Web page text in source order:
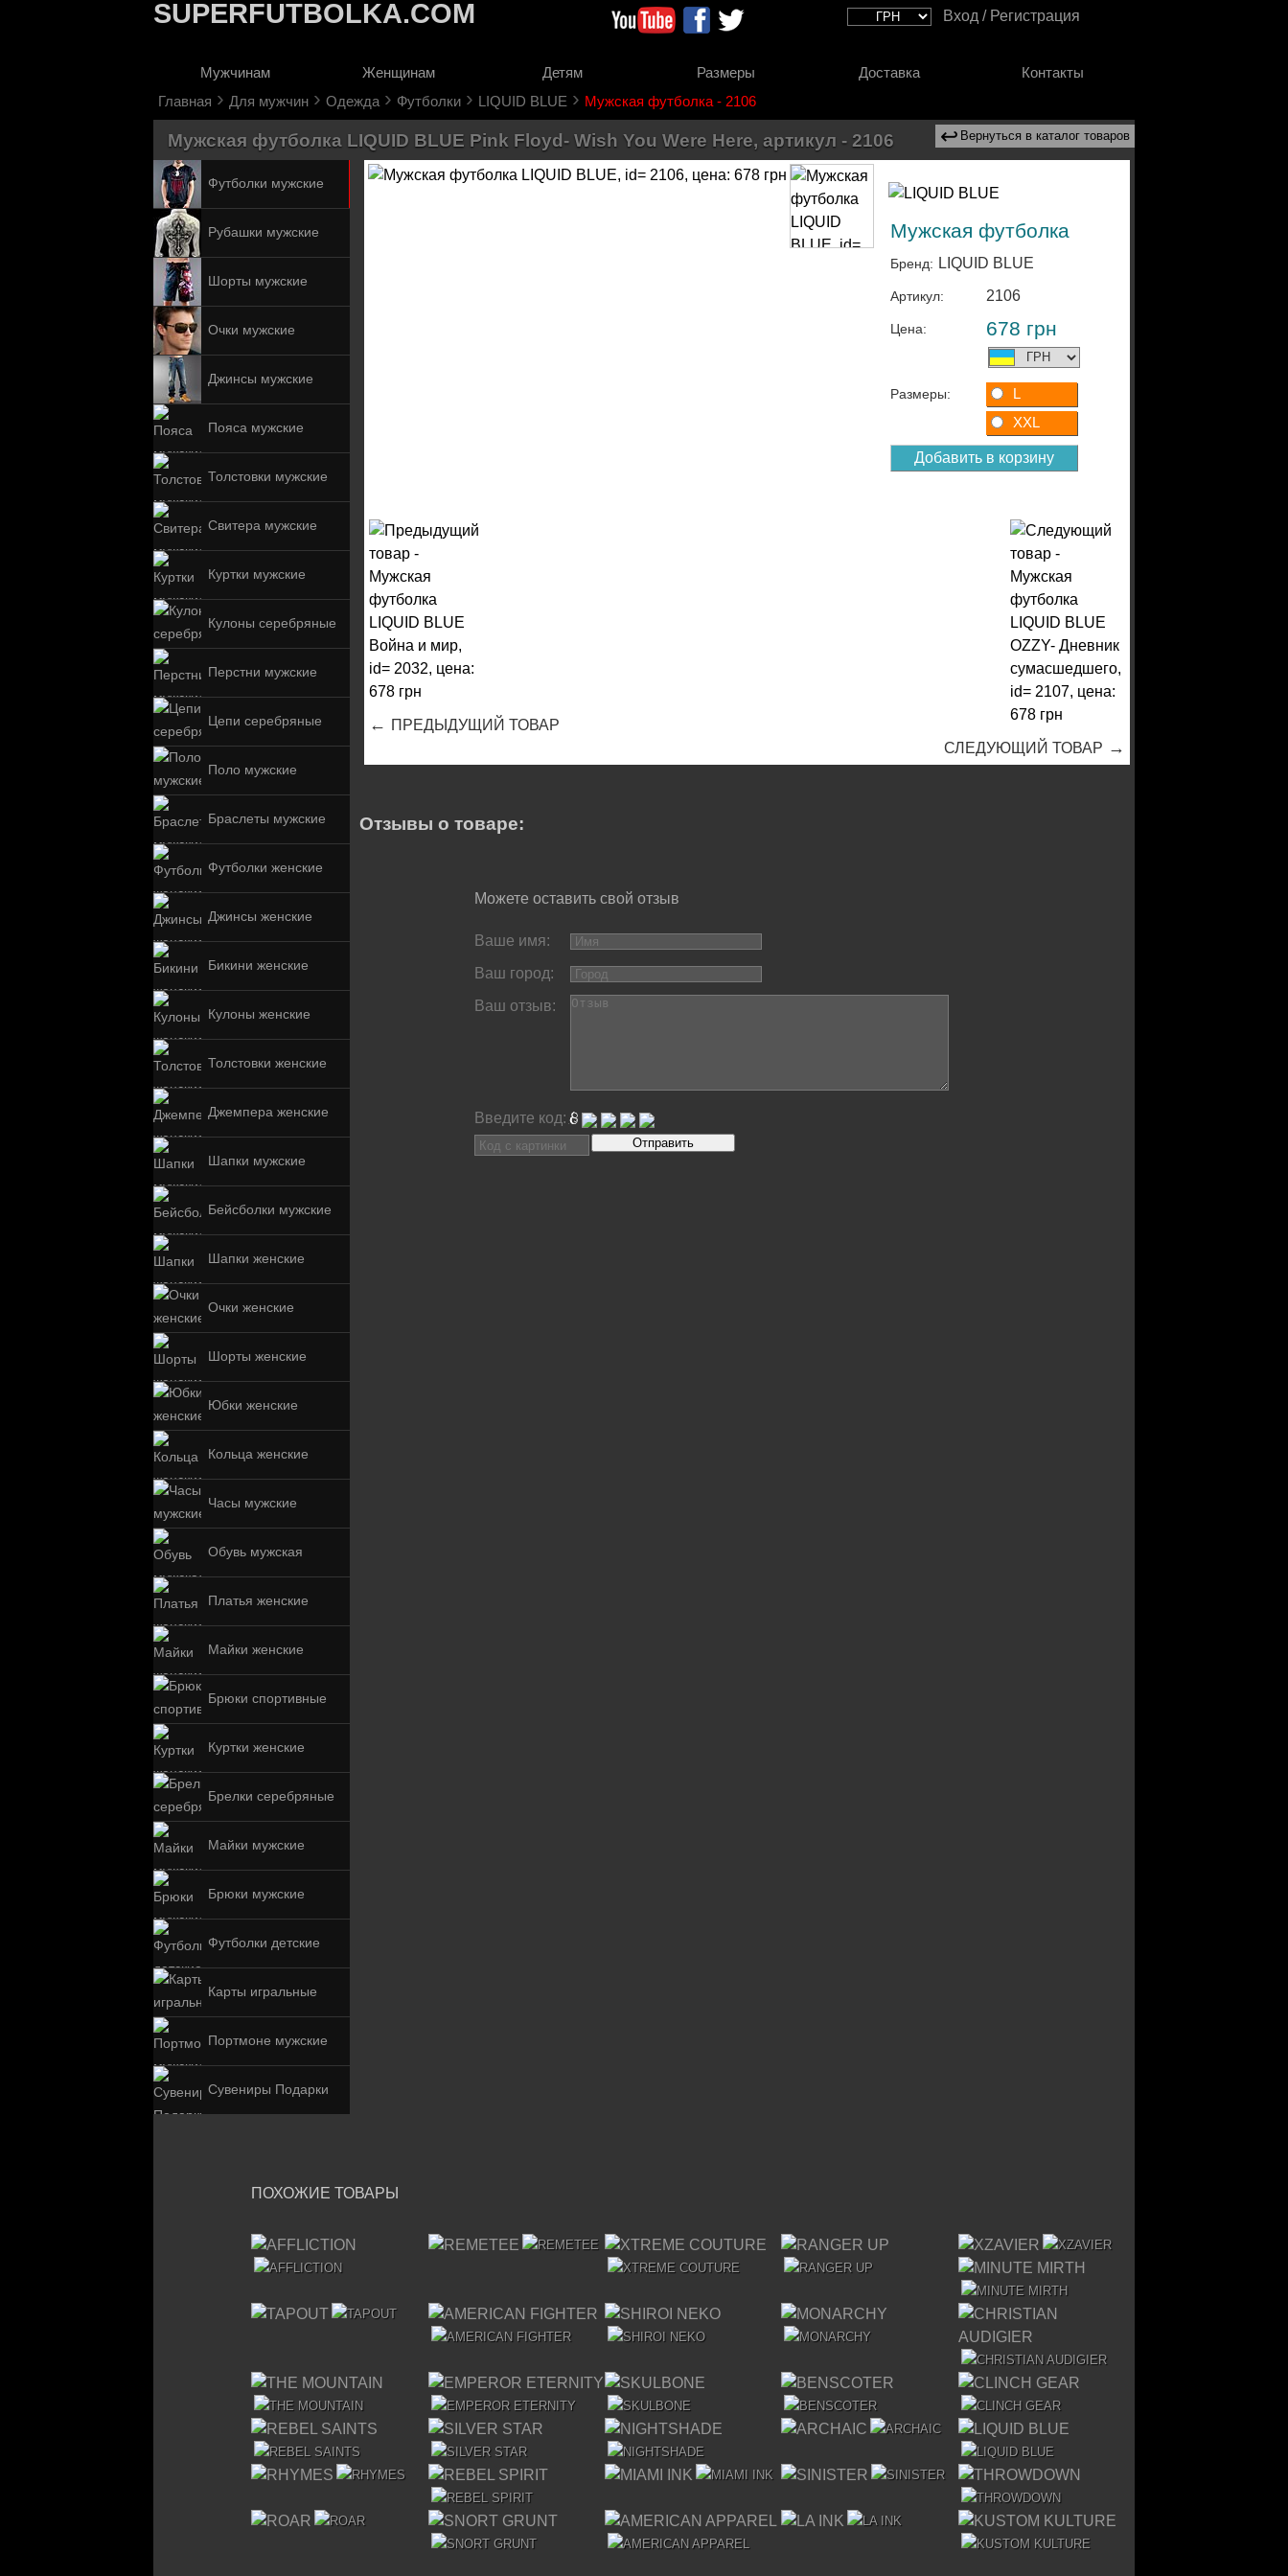
SUPERFUTBOLKA.COM Вход / Регистрация
Размеры Доставка Контакты
Мужчинам Женщинам
Детям
Главная › Для мужчин › Одежда › Футболки › LIQUID BLUE › Мужская футболка - 2106
Футболки мужские
Рубашки мужские
Шорты мужские
Очки мужские
Джинсы мужские
Пояса мужские
Толстовки мужские
Свитера мужские
Куртки мужские
Кулоны серебряные
Перстни мужские
Цепи серебряные
Поло мужские
Браслеты мужские
Футболки женские
Джинсы женские
Бикини женские
Кулоны женские
Толстовки женские
Джемпера женские
Шапки мужские
Бейсболки мужские
Шапки женские
Очки женские
Шорты женские
Юбки женские
Кольца женские
Часы мужские
Обувь мужская
Платья женские
Майки женские
Брюки спортивные
Куртки женские
Брелки серебряные
Майки мужские
Брюки мужские
Футболки детские
Карты игральные
Портмоне мужские
Сувениры Подарки
Мужская футболка LIQUID BLUE Pink Floyd- Wish You Were Here, артикул - 2106 ↩ Вернуться в каталог товаров
Мужская футболка
Бренд: LIQUID BLUE
Артикул: 2106
Цена: 678 грн
Размеры:
L
XXL
← ПРЕДЫДУЩИЙ ТОВАР
СЛЕДУЮЩИЙ ТОВАР →
Отзывы о товаре:
Можете оставить свой отзыв
Ваше имя:
Ваш город:
Ваш отзыв:
Введите код:
ПОХОЖИЕ ТОВАРЫ